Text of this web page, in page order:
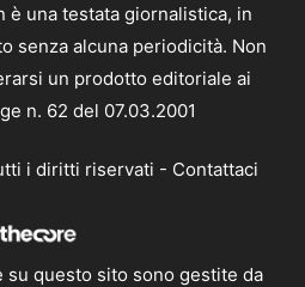
è una testata giornalistica, in
senza alcuna periodicità. Non
un prodotto editoriale ai
n. 62 del 07.03.2001
i diritti riservati - Contattaci
su questo sito sono gestite da